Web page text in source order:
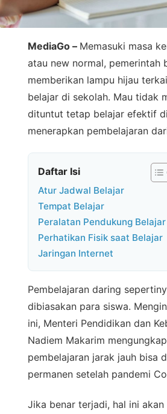
MediaGo – Memasuki masa
atau new normal, pemerintah
memberikan lampu hijau
belajar di sekolah. Mau tidak
dituntut tetap belajar efektif
menerapkan pembelajaran
Daftar Isi
Atur Jadwal Belajar
Tempat Belajar
Peralatan Pendukung Belajar
Perhatikan Fisik saat Belajar
Jaringan Internet
Pembelajaran daring
dibiasakan para siswa.
ini, Menteri Pendidikan dan
Nadiem Makarim
pembelajaran jarak jauh bisa
permanen setelah pandemi
Jika benar terjadi, hal ini akan